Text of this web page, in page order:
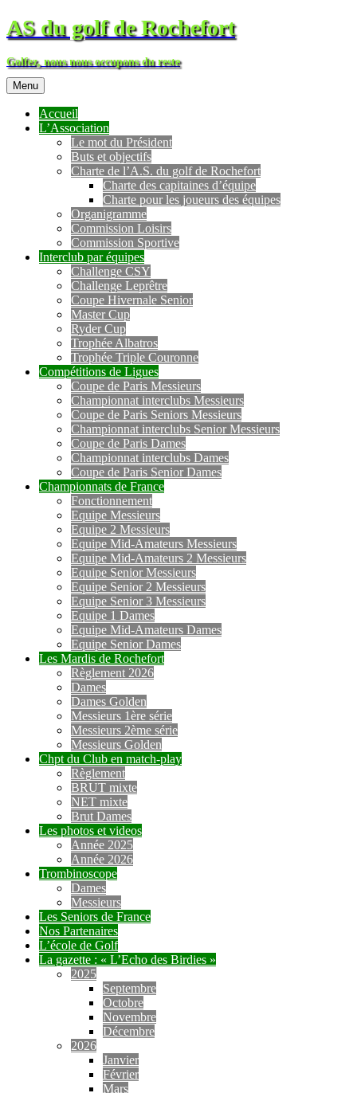
AS du golf de Rochefort
Golfez, nous nous occupons du reste
Menu
Accueil
L’Association
Le mot du Président
Buts et objectifs
Charte de l’A.S. du golf de Rochefort
Charte des capitaines d’équipe
Charte pour les joueurs des équipes
Organigramme
Commission Loisirs
Commission Sportive
Interclub par équipes
Challenge CSY
Challenge Leprêtre
Coupe Hivernale Senior
Master Cup
Ryder Cup
Trophée Albatros
Trophée Triple Couronne
Compétitions de Ligues
Coupe de Paris Messieurs
Championnat interclubs Messieurs
Coupe de Paris Seniors Messieurs
Championnat interclubs Senior Messieurs
Coupe de Paris Dames
Championnat interclubs Dames
Coupe de Paris Senior Dames
Championnats de France
Fonctionnement
Equipe Messieurs
Equipe 2 Messieurs
Equipe Mid-Amateurs Messieurs
Equipe Mid-Amateurs 2 Messieurs
Equipe Senior Messieurs
Equipe Senior 2 Messieurs
Equipe Senior 3 Messieurs
Equipe 1 Dames
Equipe Mid-Amateurs Dames
Equipe Senior Dames
Les Mardis de Rochefort
Règlement 2026
Dames
Dames Golden
Messieurs 1ère série
Messieurs 2ème série
Messieurs Golden
Chpt du Club en match-play
Règlement
BRUT mixte
NET mixte
Brut Dames
Les photos et videos
Année 2025
Année 2026
Trombinoscope
Dames
Messieurs
Les Seniors de France
Nos Partenaires
L’école de Golf
La gazette : « L’Echo des Birdies »
2025
Septembre
Octobre
Novembre
Décembre
2026
Janvier
Février
Mars